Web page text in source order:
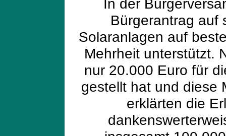
In der Bürg
Bürgerantrag auf
Solaranlagen auf
Mehrheit unterstützt.
nur 20.000 Euro für
gestellt hat und diese
erklärten die